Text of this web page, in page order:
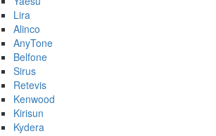
Lira
Alinco
AnyTone
Belfone
Sirus
Retevis
Kenwood
Kirisun
Kydera